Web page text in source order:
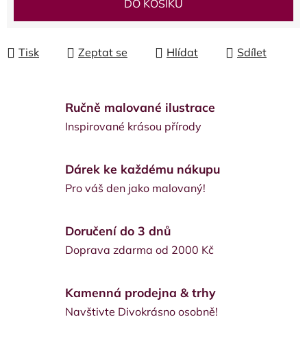
DO KOŠÍKU
Tisk Zeptat se Hlídat Sdílet
Ručně malované ilustrace
Inspirované krásou přírody
Dárek ke každému nákupu
Pro váš den jako malovaný!
Doručení do 3 dnů
Doprava zdarma od 2000 Kč
Kamenná prodejna & trhy
Navštivte Divokrásno osobně!